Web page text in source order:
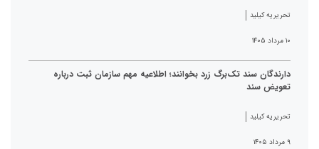
تحریریه کیلید
۱۰ مرداد ۱۴۰۵
دارندگان سند تک‌برگ زرد بخوانند؛ اطلاعیه مهم سازمان ثبت درباره
تعویض سند
تحریریه کیلید
۹ مرداد ۱۴۰۵